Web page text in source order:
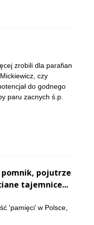
zrobili dla parafian
czy
do godnego
paru zacnych ś.p.
pojutrze
tajemnice...
'pamięci’ w Polsce,